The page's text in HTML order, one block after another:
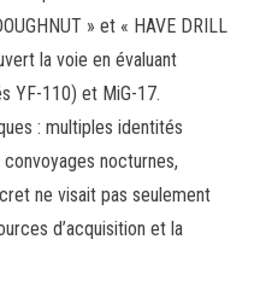
» et « HAVE DRILL
la voie en évaluant
YF-110) et MiG-17.
: multiples identités
nocturnes,
ne visait pas seulement
d’acquisition et la